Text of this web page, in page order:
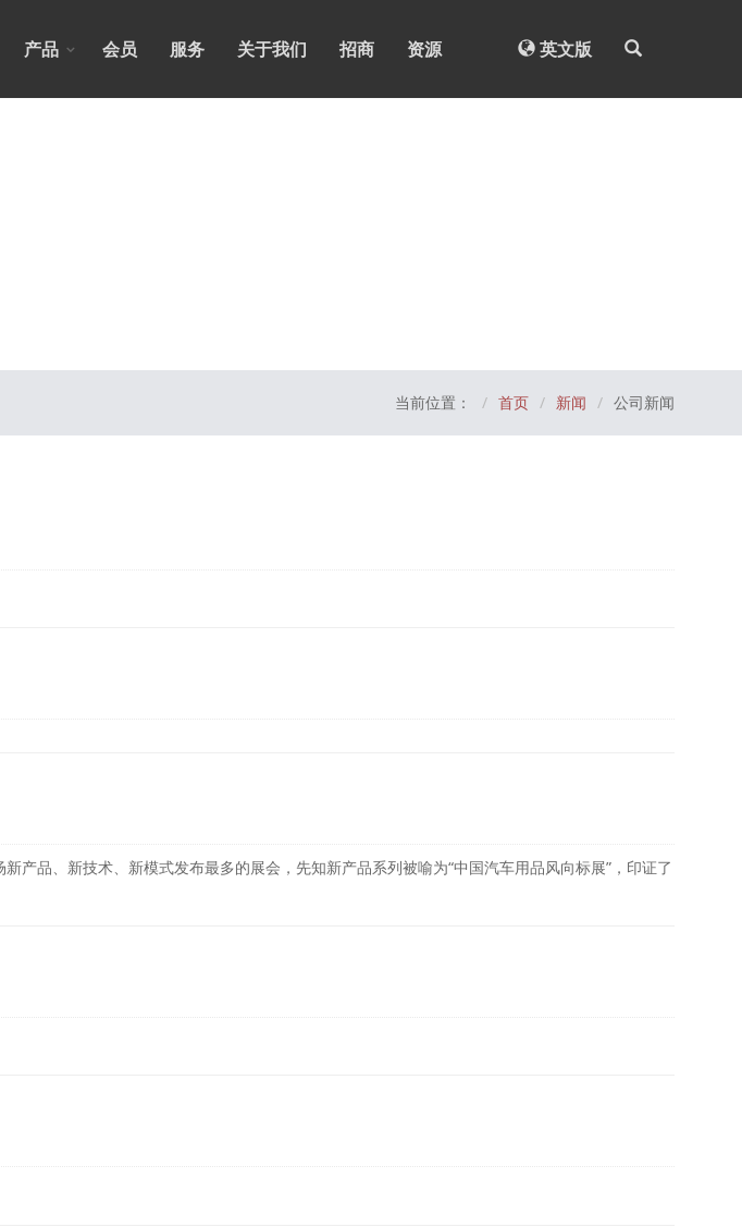
产品 会员 服务 关于我们 招商 资源 英文版
当前位置： 首页 新闻 公司新闻
品、新技术、新模式发布最多的展会，先知新产品系列被喻为“中国汽车用品风向标展”，印证了